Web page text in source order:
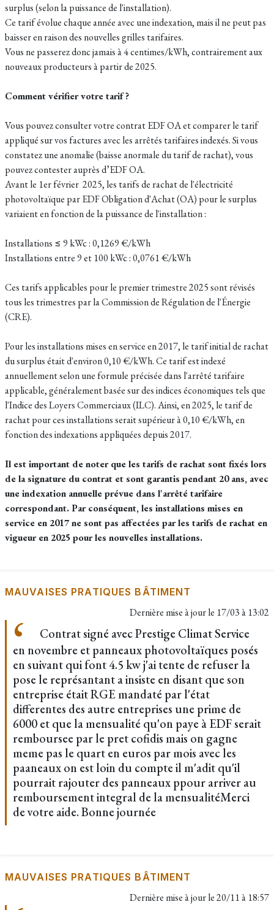
surplus (selon la puissance de l'installation).
Ce tarif évolue chaque année avec une indexation, mais il ne peut pas
baisser en raison des nouvelles grilles tarifaires.
Vous ne passerez donc jamais à 4 centimes/kWh, contrairement aux
nouveaux producteurs à partir de 2025.
Comment vérifier votre tarif ?
Vous pouvez consulter votre contrat EDF OA et comparer le tarif
appliqué sur vos factures avec les arrêtés tarifaires indexés. Si vous
constatez une anomalie (baisse anormale du tarif de rachat), vous
pouvez contester auprès d’EDF OA.
Avant le 1er février 2025, les tarifs de rachat de l'électricité
photovoltaïque par EDF Obligation d'Achat (OA) pour le surplus
variaient en fonction de la puissance de l'installation :
Installations ≤ 9 kWc : 0,1269 €/kWh
Installations entre 9 et 100 kWc : 0,0761 €/kWh
Ces tarifs applicables pour le premier trimestre 2025 sont révisés
tous les trimestres par la Commission de Régulation de l'Énergie
(CRE).
Pour les installations mises en service en 2017, le tarif initial de rachat
du surplus était d'environ 0,10 €/kWh. Ce tarif est indexé
annuellement selon une formule précisée dans l'arrêté tarifaire
applicable, généralement basée sur des indices économiques tels que
l'Indice des Loyers Commerciaux (ILC). Ainsi, en 2025, le tarif de
rachat pour ces installations serait supérieur à 0,10 €/kWh, en
fonction des indexations appliquées depuis 2017.
Il est important de noter que les tarifs de rachat sont fixés lors
de la signature du contrat et sont garantis pendant 20 ans, avec
une indexation annuelle prévue dans l'arrêté tarifaire
correspondant. Par conséquent, les installations mises en
service en 2017 ne sont pas affectées par les tarifs de rachat en
vigueur en 2025 pour les nouvelles installations.
MAUVAISES PRATIQUES BÂTIMENT
Dernière mise à jour le 17/03 à 13:02
Contrat signé avec Prestige Climat Service
en novembre et panneaux photovoltaïques posés
en suivant qui font 4.5 kw j'ai tente de refuser la
pose le représantant a insiste en disant que son
entreprise était RGE mandaté par l'état
differentes des autre entreprises une prime de
6000 et que la mensualité qu'on paye à EDF serait
remboursee par le pret cofidis mais on gagne
meme pas le quart en euros par mois avec les
paaneaux on est loin du compte il m'adit qu'il
pourrait rajouter des panneaux ppour arriver au
remboursement integral de la mensualitéMerci
de votre aide. Bonne journée
MAUVAISES PRATIQUES BÂTIMENT
Dernière mise à jour le20/11 à 18:57